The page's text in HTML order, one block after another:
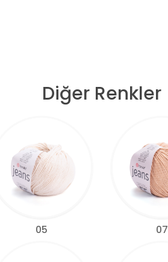
Diğer Renkler
05 07